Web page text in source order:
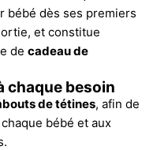
bébé dès ses premiers
et constitue
de cadeau de
chaque besoin
de tétines, afin de
bébé et aux